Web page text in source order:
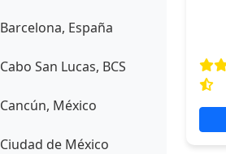
Barcelona, España
Cabo San Lucas, BCS
Cancún, México
Ciudad de México